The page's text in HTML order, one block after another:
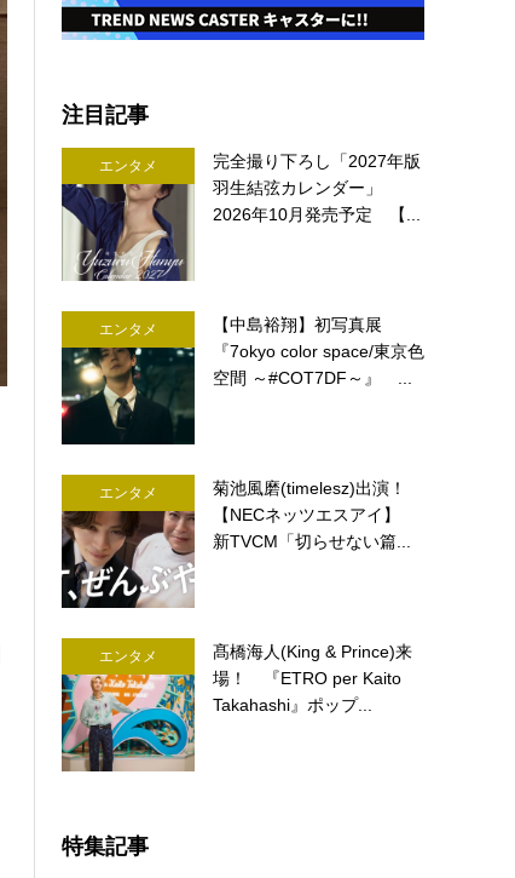
注目記事
エンタメ
完全撮り下ろし「2027年版
羽生結弦カレンダー」
2026年10月発売予定 【...
エンタメ
【中島裕翔】初写真展
『7okyo color space/東京色
空間 ～#COT7DF～』 ...
エンタメ
菊池風磨(timelesz)出演！
【NECネッツエスアイ】
新TVCM「切らせない篇...
エンタメ
髙橋海人(King & Prince)来
場！ 『ETRO per Kaito
Takahashi』ポップ...
特集記事